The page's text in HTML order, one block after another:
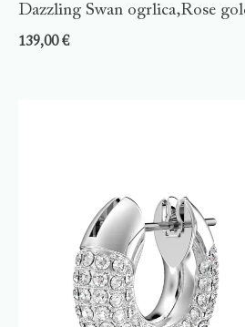
Dazzling Swan ogrlica,Rose
139,00€